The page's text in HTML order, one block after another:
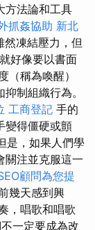
方法論和工具
抓姦協助 新北
然凍結壓力，但
好像要以書面
稱為喚醒）
制組織行為。
工商登記 手的
變得僵硬或顫
是，如果人們學
關注並克服這一
顧問為您提
幾天感到興
，唱歌和唱歌
一定要成為改